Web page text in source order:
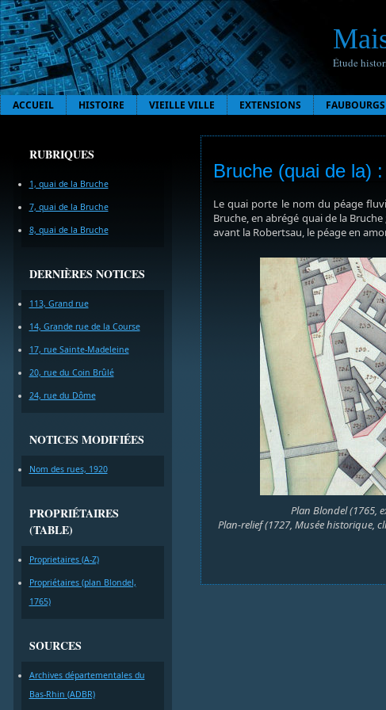
Étude
ACCUEIL HISTOIRE VIEILLE VILLE EXTENSIONS FAUBOURGS
RUBRIQUES
1, quai de la Bruche
7, quai de la Bruche
8, quai de la Bruche
DERNIÈRES NOTICES
113, Grand rue
14, Grande rue de la Course
17, rue Sainte-Madeleine
20, rue du Coin Brûlé
24, rue du Dôme
NOTICES MODIFIÉES
Nom des rues, 1920
PROPRIÉTAIRES
(TABLE)
Proprietaires (A-Z)
Propriétaires (plan Blondel,
1765)
SOURCES
Archives départementales du
Bas-Rhin (ADBR)
Bruche (quai de la)
Le quai porte le nom du péage
Bruche, en abrégé quai de la
avant la Robertsau, le péage en
Plan Blondel (1765,
Plan-relief (1727, Musée historique,